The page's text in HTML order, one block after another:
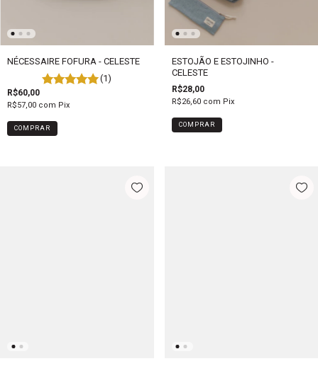
NÉCESSAIRE FOFURA - CELESTE
(1)
R$60,00
R$57,00 com Pix
ESTOJÃO E ESTOJINHO -
CELESTE
R$28,00
R$26,60 com Pix
COMPRAR